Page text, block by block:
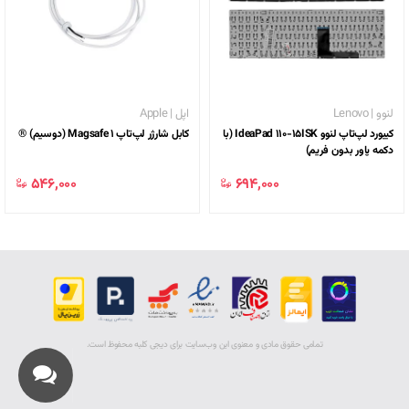
لنوو | Lenovo
کیبورد لپ‌تاپ لنوو IdeaPad 110-15ISK (با
دکمه پاور بدون فریم)
694,000 ﷼
اپل | Apple
کابل شارژر لپ‌تاپ Magsafe 1 (دوسیم) ®
546,000 ﷼
تمامی حقوق مادی و معنوی اين وب‌سايت برای دیجی کلبه محفوظ است.